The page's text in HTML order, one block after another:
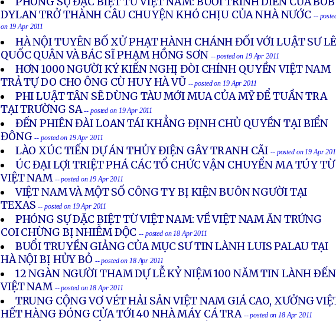
DYLAN TRỞ THÀNH CÂU CHUYỆN KHÓ CHỊU CỦA NHÀ NƯỚC --
on 19 Apr 2011
HÀ NỘI TUYÊN BỐ XỬ PHẠT HÀNH CHÁNH ĐỐI VỚI LUẬT SƯ LÊ
QUỐC QUÂN VÀ BÁC SĨ PHẠM HỒNG SƠN -- posted on 19 Apr 2011
HƠN 1000 NGƯỜI KÝ KIẾN NGHỊ ĐÒI CHÍNH QUYỀN VIỆT NAM
TRẢ TỰ DO CHO ÔNG CÙ HUY HÀ VŨ -- posted on 19 Apr 2011
PHI LUẬT TÂN SẼ DÙNG TÀU MỚI MUA CỦA MỸ ĐỂ TUẦN TRA
TẠI TRƯỜNG SA -- posted on 19 Apr 2011
ĐẾN PHIÊN ĐÀI LOAN TÁI KHẲNG ĐỊNH CHỦ QUYỀN TẠI BIỂN
ĐÔNG -- posted on 19 Apr 2011
LÀO XÚC TIẾN DỰ ÁN THỦY ĐIỆN GÂY TRANH CÃI -- posted on 19 Apr
ÚC ĐẠI LỢI TRIỆT PHÁ CÁC TỔ CHỨC VẬN CHUYỂN MA TÚY TỪ
VIỆT NAM -- posted on 19 Apr 2011
VIỆT NAM VÀ MỘT SỐ CÔNG TY BỊ KIỆN BUÔN NGƯỜI TẠI
TEXAS -- posted on 19 Apr 2011
PHÓNG SỰ ÐẶC BIỆT TỪ VIỆT NAM: VỀ VIỆT NAM ĂN TRỨNG
COI CHỪNG BỊ NHIỄM ÐỘC -- posted on 18 Apr 2011
BUỔI TRUYỀN GIẢNG CỦA MỤC SƯ TIN LÀNH LUIS PALAU TẠI
HÀ NỘI BỊ HỦY BỎ -- posted on 18 Apr 2011
12 NGÀN NGƯỜI THAM DỰ LỄ KỶ NIỆM 100 NĂM TIN LÀNH ÐẾN
VIỆT NAM -- posted on 18 Apr 2011
TRUNG CỘNG VƠ VÉT HẢI SẢN VIỆT NAM GIÁ CAO, XƯỞNG
HẾT HÀNG ĐÓNG CỬA TỚI 40 NHÀ MÁY CÁ TRA -- posted on 18 Apr 2011